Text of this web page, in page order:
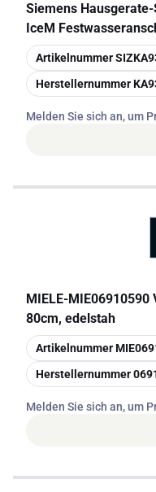
Siemens Hausgerate-
IceM
Kopieren
Artikelnummer
Kopieren
Herstellernummer
Melden Sie sich an, um
MIELE-MIE06910590
80cm, edelstah
Kopieren
Artikelnummer
Kopieren
Herstellernummer
Melden Sie sich an, um